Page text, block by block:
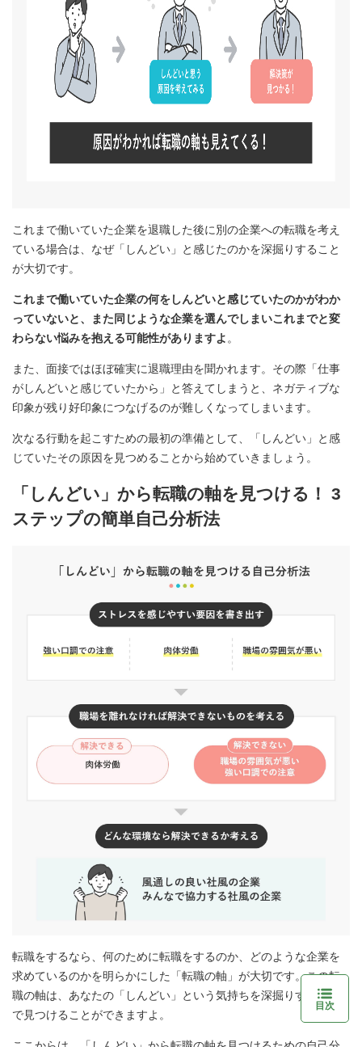
これまで働いていた企業を退職した後に別の企業への転職を考え
ている場合は、なぜ「しんどい」と感じたのかを深掘りすること
が大切です。
これまで働いていた企業の何をしんどいと感じていたのかがわか
っていないと、
また同じような企業を選んでしまいこれまでと変
わらない悩みを抱える可能性がありますよ 。
また、面接ではほぼ確実に退職理由を聞かれます。その際「仕事
がしんどいと感じていたから」と答えてしまうと、ネガティブな
印象が残り好印象につなげるのが難しくなってしまいます。
次なる行動を起こすための最初の準備として、「しんどい」と感
じていたその原因を見つめることから始めていきましょう。
「しんどい」から転職の軸を見つける！ 3
ステップの簡単自己分析法
転職をするなら、何のために転職をするのか、どのような企業を
求めているのかを明らかにした「転職の軸」が大切です。この転
職の軸は、あなたの「しんどい」という気持ちを深掘りすること
で見つけることができますよ。
目次